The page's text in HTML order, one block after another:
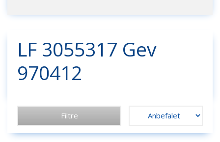
LF 3055317 Gev
970412
Filtre